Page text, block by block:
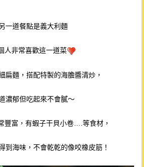
一道餐點是義大利麵
人非常喜歡這一道菜
扁麵，搭配特製的海膽醬清炒，
濃郁但吃起來不會膩～
豐富，有蝦子干貝小卷….等食材，
到海味，不會乾乾的像咬橡皮筋！